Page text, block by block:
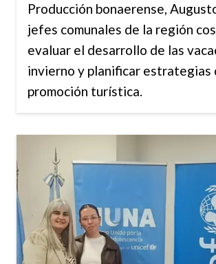
Producción bonaerense,
jefes comunales de la región
evaluar el desarrollo de las
invierno y planificar estrategias
promoción turística.